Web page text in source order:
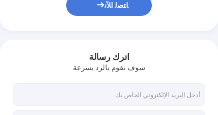
ﺎﺘﺼﻟ ﺍﻶﻧ
اترك رسالة
سوف نقوم بالرد بسرعة